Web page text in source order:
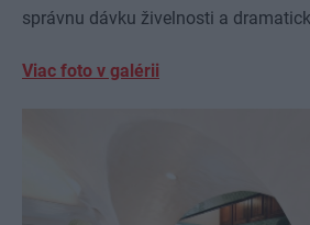
správnu dávku živelnosti a
Viac foto v galérii